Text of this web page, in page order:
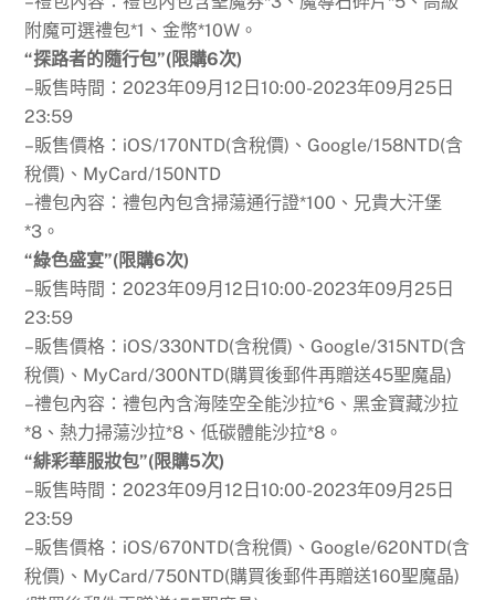
附魔可選禮包*1、金幣*10W。
“探路者的隨行包”(限購6次)
–販售時間：2023年09月12日10:00-2023年09月25日
23:59
–販售價格：iOS/170NTD(含稅價)、Google/158NTD(含
稅價)、MyCard/150NTD
–禮包內容：禮包內包含掃蕩通行證*100、兄貴大汗堡
*3。
“綠色盛宴”(限購6次)
–販售時間：2023年09月12日10:00-2023年09月25日
23:59
–販售價格：iOS/330NTD(含稅價)、Google/315NTD(含
稅價)、MyCard/300NTD(購買後郵件再贈送45聖魔晶)
–禮包內容：禮包內含海陸空全能沙拉*6、黑金寶藏沙拉
*8、熱力掃蕩沙拉*8、低碳體能沙拉*8。
“緋彩華服妝包”(限購5次)
–販售時間：2023年09月12日10:00-2023年09月25日
23:59
–販售價格：iOS/670NTD(含稅價)、Google/620NTD(含
稅價)、MyCard/750NTD(購買後郵件再贈送160聖魔晶)